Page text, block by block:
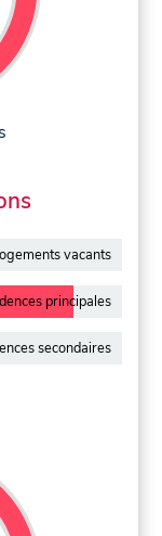
vacants
principales
secondaires